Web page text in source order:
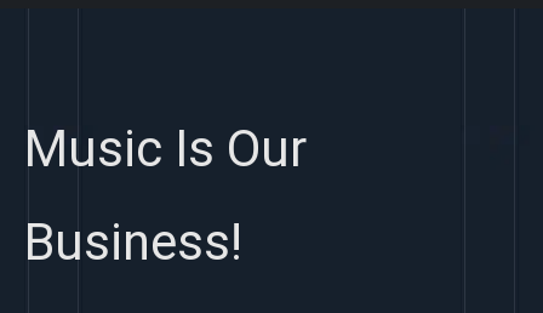
Music Is Our
Business!